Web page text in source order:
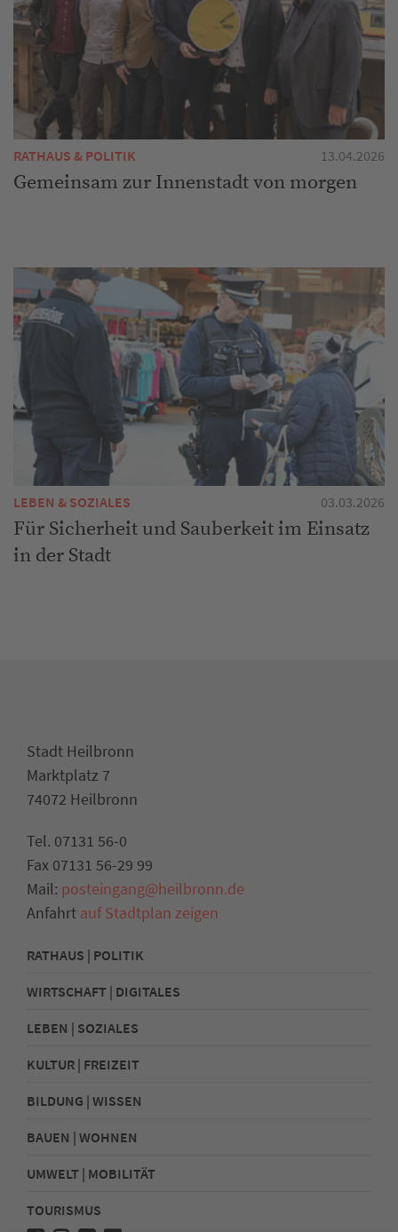
RATHAUS & POLITIK 13.04.2026
Gemeinsam zur Innenstadt von morgen
LEBEN & SOZIALES 03.03.2026
Für Sicherheit und Sauberkeit im Einsatz
in der Stadt
Stadt Heilbronn
Marktplatz 7
74072 Heilbronn
Tel. 07131 56-0
Fax 07131 56-29 99
Mail: posteingang@heilbronn.de
Anfahrt auf Stadtplan zeigen
RATHAUS | POLITIK
WIRTSCHAFT | DIGITALES
LEBEN | SOZIALES
KULTUR | FREIZEIT
BILDUNG | WISSEN
BAUEN | WOHNEN
UMWELT | MOBILITÄT
TOURISMUS